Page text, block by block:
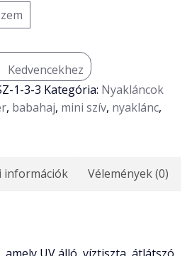
Kedvencekhez
1-3-3 Kategória: Nyakláncok
, babahaj, mini szív, nyaklánc,
információk Vélemények (0)